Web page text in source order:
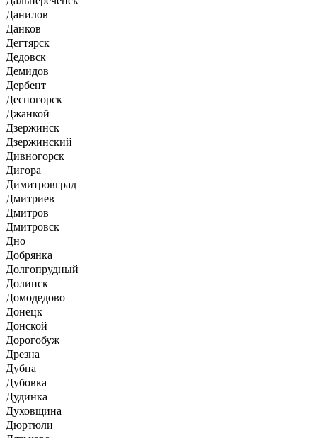
Данилов
Данков
Дегтярск
Дедовск
Демидов
Дербент
Десногорск
Джанкой
Дзержинск
Дзержинский
Дивногорск
Дигора
Димитровград
Дмитриев
Дмитров
Дмитровск
Дно
Добрянка
Долгопрудный
Долинск
Домодедово
Донецк
Донской
Дорогобуж
Дрезна
Дубна
Дубовка
Дудинка
Духовщина
Дюртюли